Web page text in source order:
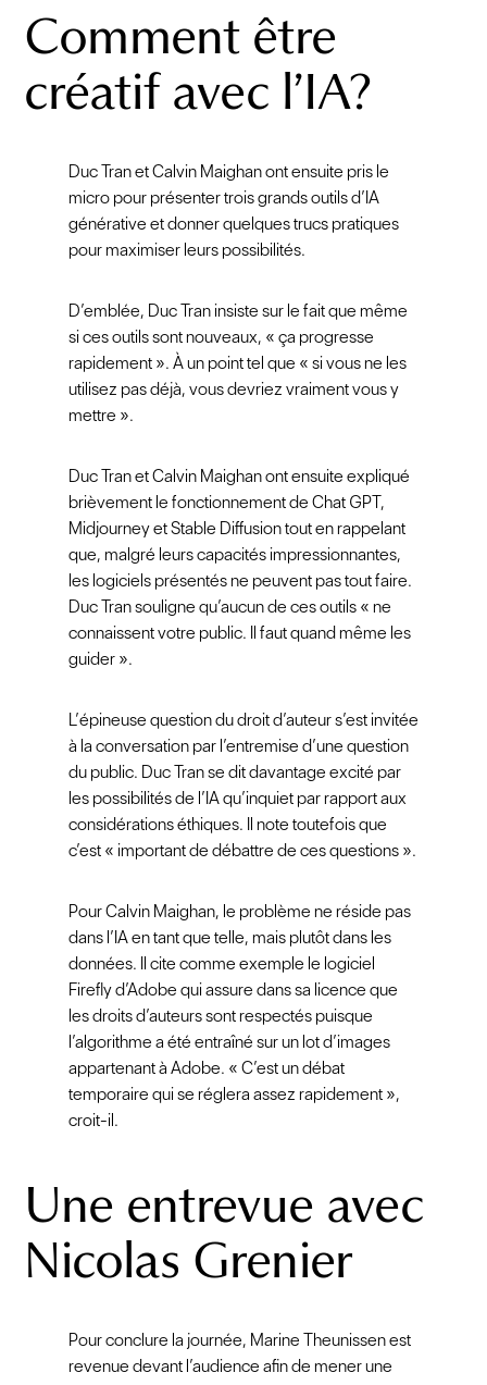
Comment être
créatif avec l’IA?
Duc Tran et Calvin Maighan ont ensuite pris le
micro pour présenter trois grands outils d’IA
générative et donner quelques trucs pratiques
pour maximiser leurs possibilités.
D’emblée, Duc Tran insiste sur le fait que même
si ces outils sont nouveaux, « ça progresse
rapidement ». À un point tel que « si vous ne les
utilisez pas déjà, vous devriez vraiment vous y
mettre ».
Duc Tran et Calvin Maighan ont ensuite expliqué
brièvement le fonctionnement de Chat GPT,
Midjourney et Stable Diffusion tout en rappelant
que, malgré leurs capacités impressionnantes,
les logiciels présentés ne peuvent pas tout faire.
Duc Tran souligne qu’aucun de ces outils « ne
connaissent votre public. Il faut quand même les
guider ».
L’épineuse question du droit d’auteur s’est invitée
à la conversation par l’entremise d’une question
du public. Duc Tran se dit davantage excité par
les possibilités de l’IA qu’inquiet par rapport aux
considérations éthiques. Il note toutefois que
c’est « important de débattre de ces questions ».
Pour Calvin Maighan, le problème ne réside pas
dans l’IA en tant que telle, mais plutôt dans les
données. Il cite comme exemple le logiciel
Firefly d’Adobe qui assure dans sa licence que
les droits d’auteurs sont respectés puisque
l’algorithme a été entraîné sur un lot d’images
appartenant à Adobe. « C’est un débat
temporaire qui se réglera assez rapidement »,
croit-il.
Une entrevue avec
Nicolas Grenier
Pour conclure la journée, Marine Theunissen est
revenue devant l’audience afin de mener une